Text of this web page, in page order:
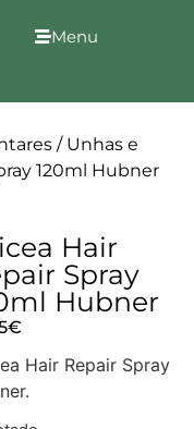
Menu
/ Unhas e
120ml Hubner
Hair
Spray
Hubner
€
Hair Repair Spray